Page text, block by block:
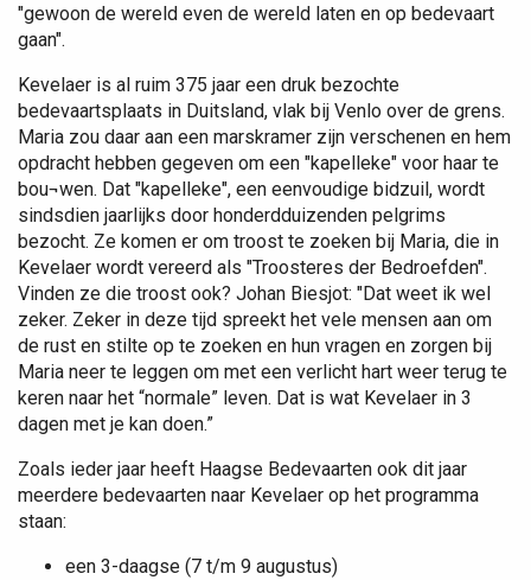
"gewoon de wereld even de wereld laten en op bedevaart
gaan".
Kevelaer is al ruim 375 jaar een druk bezochte
bedevaartsplaats in Duitsland, vlak bij Venlo over de grens.
Maria zou daar aan een marskramer zijn verschenen en hem
opdracht hebben gegeven om een "kapelleke" voor haar te
bou¬wen. Dat "kapelleke", een eenvoudige bidzuil, wordt
sindsdien jaarlijks door honderdduizenden pelgrims
bezocht. Ze komen er om troost te zoeken bij Maria, die in
Kevelaer wordt vereerd als "Troosteres der Bedroefden".
Vinden ze die troost ook? Johan Biesjot: "Dat weet ik wel
zeker. Zeker in deze tijd spreekt het vele mensen aan om
de rust en stilte op te zoeken en hun vragen en zorgen bij
Maria neer te leggen om met een verlicht hart weer terug te
keren naar het “normale” leven. Dat is wat Kevelaer in 3
dagen met je kan doen.”
Zoals ieder jaar heeft Haagse Bedevaarten ook dit jaar
meerdere bedevaarten naar Kevelaer op het programma
staan:
een 3-daagse (7 t/m 9 augustus)